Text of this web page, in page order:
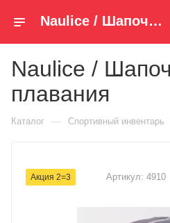
Naulice / Шапочка для плавания 4910 — купить за 249 руб. ₽ в Spm-Shop.ru | Хумтто.РФ - Спорт+Мода
Naulice /
плавания
Каталог — Спортивный инвентарь
Акция 2=3 Артикул: 4910